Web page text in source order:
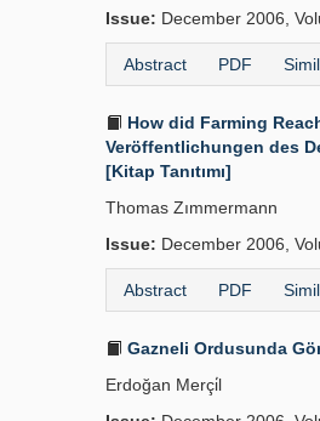
Issue: December 2006,
Abstract PDF
How did Farming
Veröffentlichungen des
[Kitap Tanıtımı]
Thomas Zımmermann
Issue: December 2006,
Abstract PDF
Gazneli Ordusunda
Erdoğan Merçi̇l